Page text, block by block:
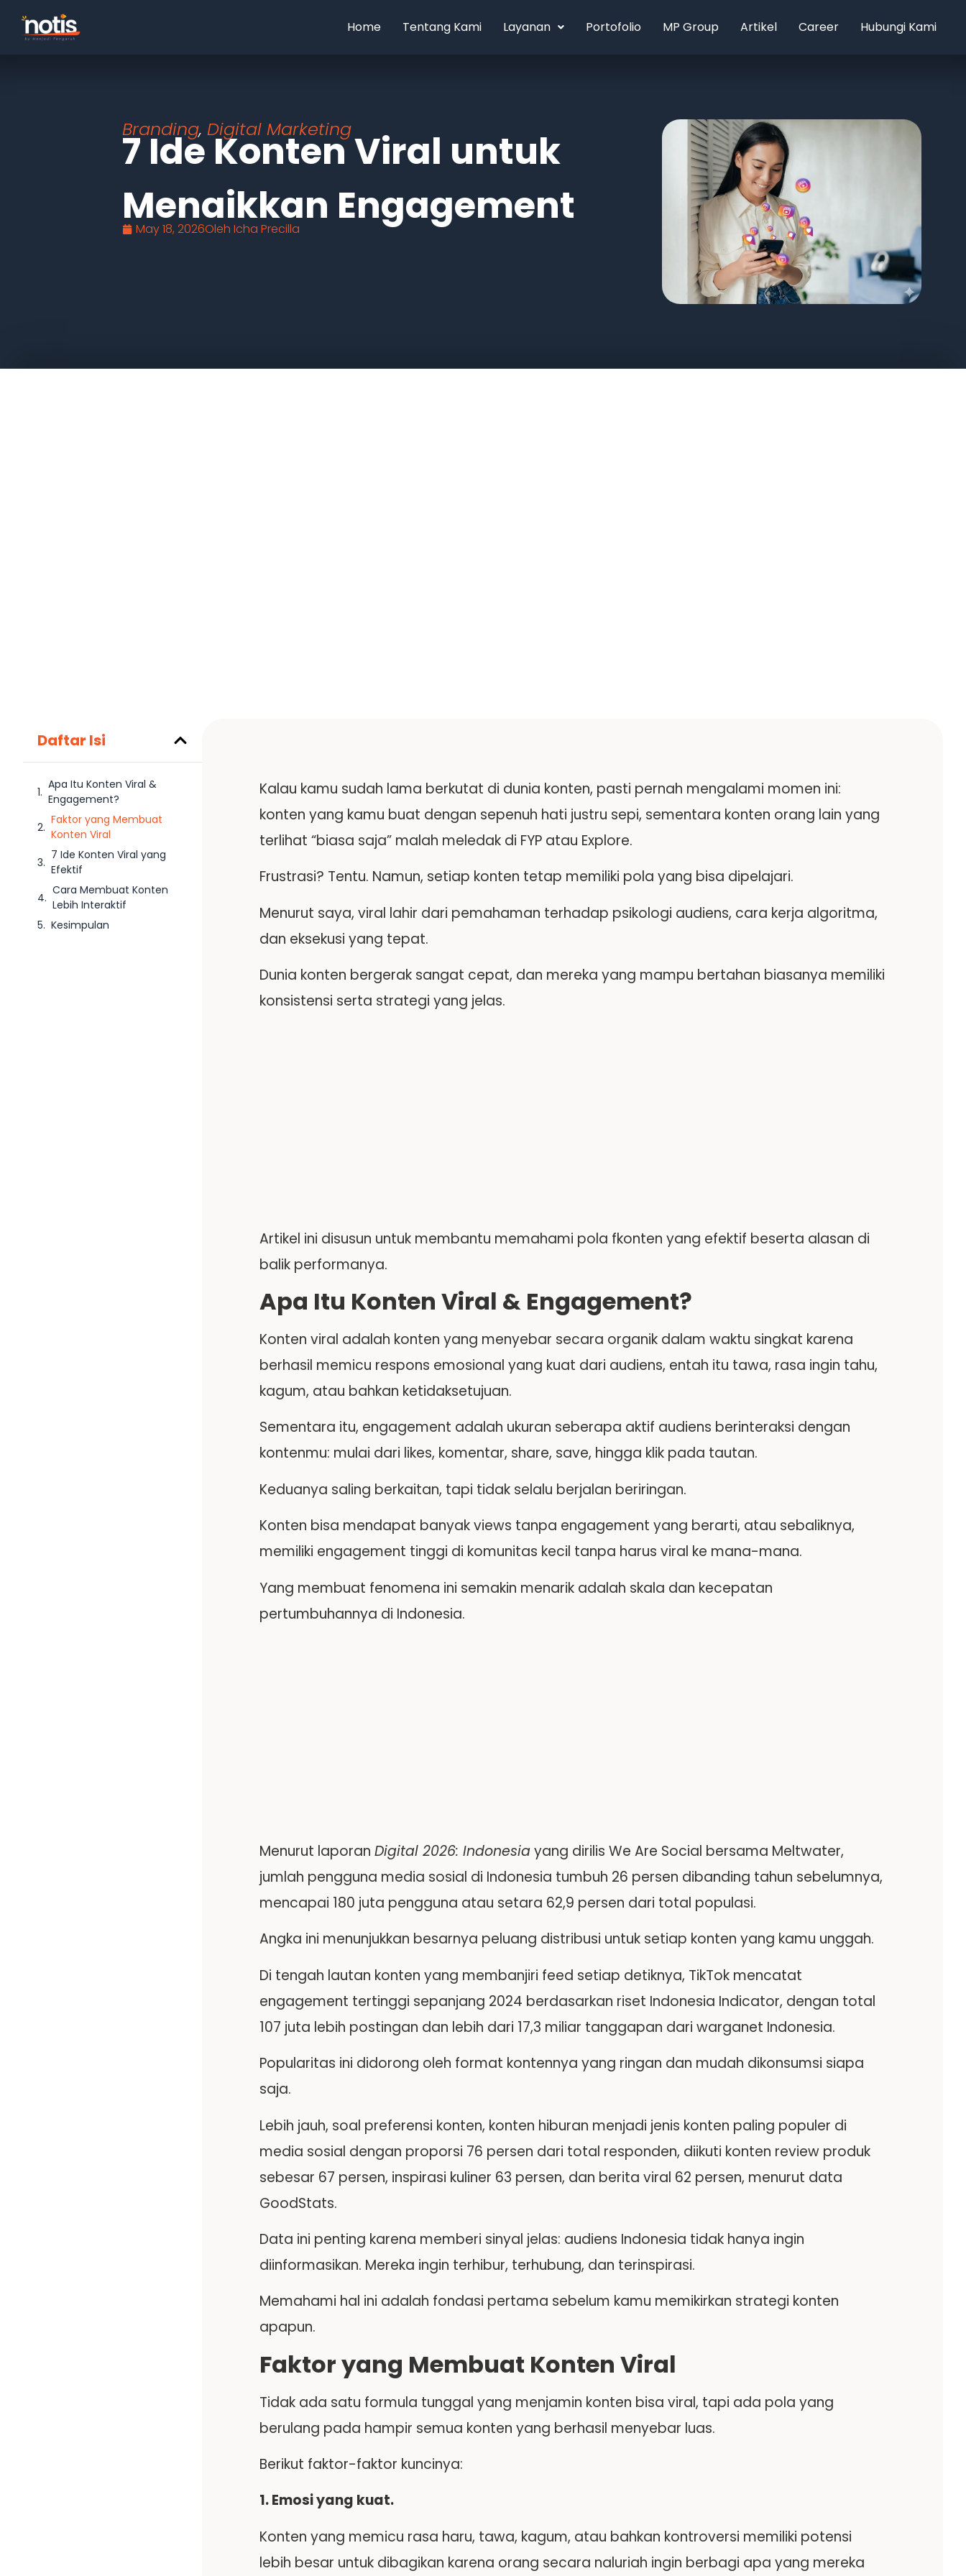
Home Tentang Kami Layanan Portofolio MP Group Artikel Career Hubungi Kami
Branding, Digital Marketing
7 Ide Konten Viral untuk
Menaikkan Engagement
May 18, 2026Oleh Icha Precilla
Daftar Isi
Apa Itu Konten Viral &
Engagement?
Faktor yang Membuat
Konten Viral
7 Ide Konten Viral yang
Efektif
Cara Membuat Konten
Lebih Interaktif
Kesimpulan
Kalau kamu sudah lama berkutat di dunia konten, pasti pernah mengalami momen ini:
konten yang kamu buat dengan sepenuh hati justru sepi, sementara konten orang lain yang
terlihat “biasa saja” malah meledak di FYP atau Explore.
Frustrasi? Tentu. Namun, setiap konten tetap memiliki pola yang bisa dipelajari.
Menurut saya, viral lahir dari pemahaman terhadap psikologi audiens, cara kerja algoritma,
dan eksekusi yang tepat.
Dunia konten bergerak sangat cepat, dan mereka yang mampu bertahan biasanya memiliki
konsistensi serta strategi yang jelas.
Artikel ini disusun untuk membantu memahami pola fkonten yang efektif beserta alasan di
balik performanya.
Apa Itu Konten Viral & Engagement?
Konten viral adalah konten yang menyebar secara organik dalam waktu singkat karena
berhasil memicu respons emosional yang kuat dari audiens, entah itu tawa, rasa ingin tahu,
kagum, atau bahkan ketidaksetujuan.
Sementara itu, engagement adalah ukuran seberapa aktif audiens berinteraksi dengan
kontenmu: mulai dari likes, komentar, share, save, hingga klik pada tautan.
Keduanya saling berkaitan, tapi tidak selalu berjalan beriringan.
Konten bisa mendapat banyak views tanpa engagement yang berarti, atau sebaliknya,
memiliki engagement tinggi di komunitas kecil tanpa harus viral ke mana-mana.
Yang membuat fenomena ini semakin menarik adalah skala dan kecepatan
pertumbuhannya di Indonesia.
Menurut laporan Digital 2026: Indonesiayang dirilis We Are Social bersama Meltwater,
jumlah pengguna media sosial di Indonesia tumbuh 26 persen dibanding tahun sebelumnya,
mencapai 180 juta pengguna atau setara 62,9 persen dari total populasi.
Angka ini menunjukkan besarnya peluang distribusi untuk setiap konten yang kamu unggah.
Di tengah lautan konten yang membanjiri feed setiap detiknya, TikTok mencatat
engagement tertinggi sepanjang 2024 berdasarkan riset Indonesia Indicator, dengan total
107 juta lebih postingan dan lebih dari 17,3 miliar tanggapan dari warganet Indonesia.
Popularitas ini didorong oleh format kontennya yang ringan dan mudah dikonsumsi siapa
saja.
Lebih jauh, soal preferensi konten, konten hiburan menjadi jenis konten paling populer di
media sosial dengan proporsi 76 persen dari total responden, diikuti konten review produk
sebesar 67 persen, inspirasi kuliner 63 persen, dan berita viral 62 persen, menurut data
GoodStats.
Data ini penting karena memberi sinyal jelas: audiens Indonesia tidak hanya ingin
diinformasikan. Mereka ingin terhibur, terhubung, dan terinspirasi.
Memahami hal ini adalah fondasi pertama sebelum kamu memikirkan strategi konten
apapun.
Faktor yang Membuat Konten Viral
Tidak ada satu formula tunggal yang menjamin konten bisa viral, tapi ada pola yang
berulang pada hampir semua konten yang berhasil menyebar luas.
Berikut faktor-faktor kuncinya:
1. Emosi yang kuat.
Konten yang memicu rasa haru, tawa, kagum, atau bahkan kontroversi memiliki potensi
lebih besar untuk dibagikan karena orang secara naluriah ingin berbagi apa yang mereka